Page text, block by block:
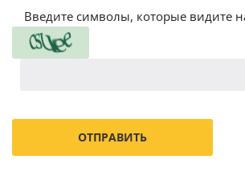
Введите символы, которые видите